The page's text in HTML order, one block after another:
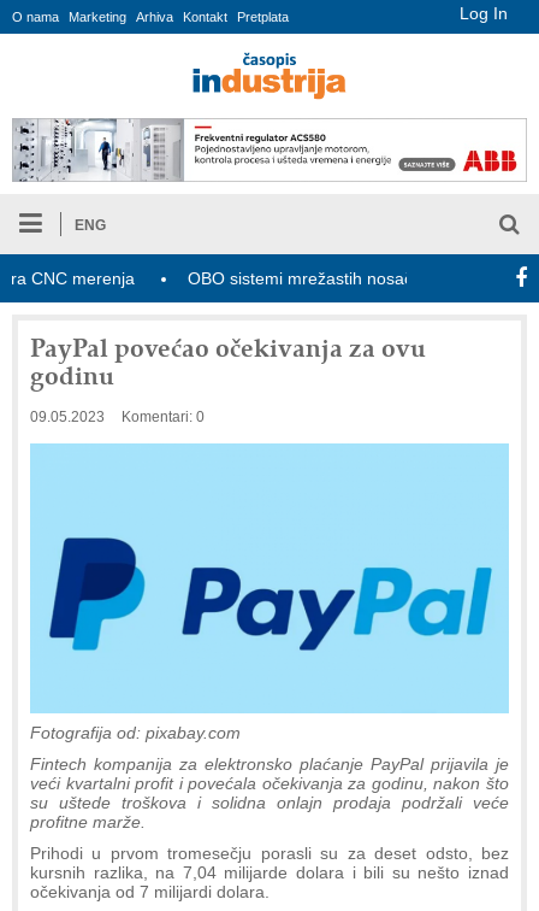
Log In
O nama Marketing Arhiva Kontakt Pretplata
ENG
merenja OBO sistemi mrežastih nosača kablova
PayPal povećao očekivanja za ovu
godinu
09.05.2023 Komentari: 0
Fotografija od: pixabay.com
Fintech kompanija za elektronsko plaćanje PayPal prijavila je
veći kvartalni profit i povećala očekivanja za godinu, nakon što
su uštede troškova i solidna onlajn prodaja podržali veće
profitne marže.
Prihodi u prvom tromesečju porasli su za deset odsto, bez
kursnih razlika, na 7,04 milijarde dolara i bili su nešto iznad
očekivanja od 7 milijardi dolara.